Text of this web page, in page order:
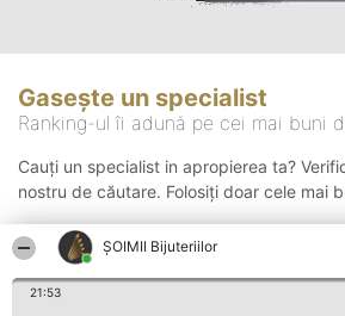
ŞOIMII Bijuteriilor
21:53
Gasește un specialist
Ranking-ul îi adună pe cei mai buni
Cauți un specialist in apropierea ta?
nostru de căutare. Folosiți doar cele mai